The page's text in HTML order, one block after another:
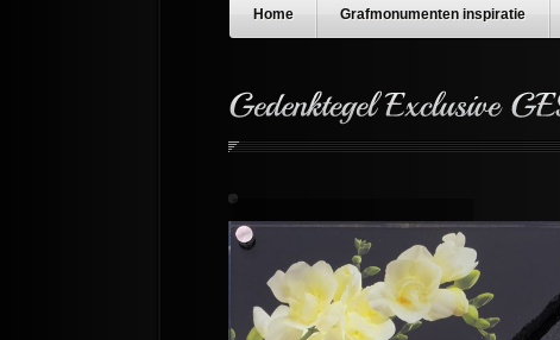
Home Grafmonumenten inspiratie